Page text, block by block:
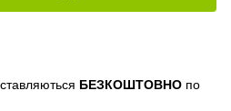
БЕЗКОШТОВНО по